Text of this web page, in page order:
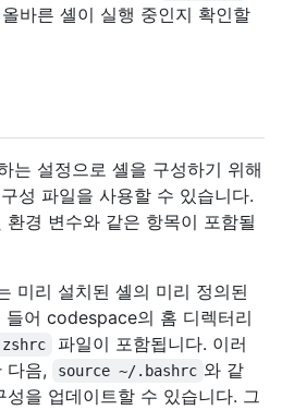
바른 셸이 실행 중인지 확인할
는 설정으로 셸을 구성하기 위해
성 파일을 사용할 수 있습니다.
경 변수와 같은 항목이 포함될
미리 설치된 셸의 미리 정의된
들어 codespace의 홈 디렉터리
파일이 포함됩니다. 이러
다음,
source ~/.bashrc 와 같
을 업데이트할 수 있습니다. 그